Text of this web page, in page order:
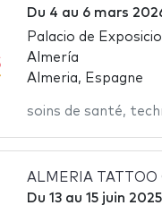
Du 4 au 6 mars
Palacio de
Almería
Almeria, Espagne
soins de santé,
ALMERIA
Du 13au 15 juin 2025